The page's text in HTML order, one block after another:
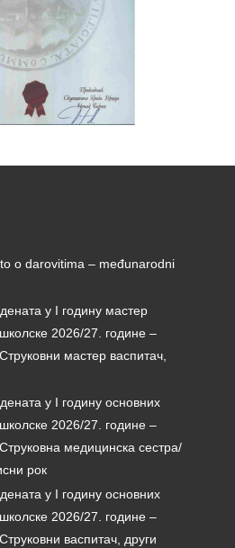
o darovitima – međunarodni
у I годину мастер
школске 2026/27. године –
мастер васпитач,
у I годину основних
школске 2026/27. године –
медицинска сестра/
рок
у I годину основних
школске 2026/27. године –
васпитач, други